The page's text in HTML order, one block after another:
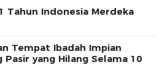
Tahun Indonesia Merdeka
Tempat Ibadah Impian
Pasir yang Hilang Selama 10